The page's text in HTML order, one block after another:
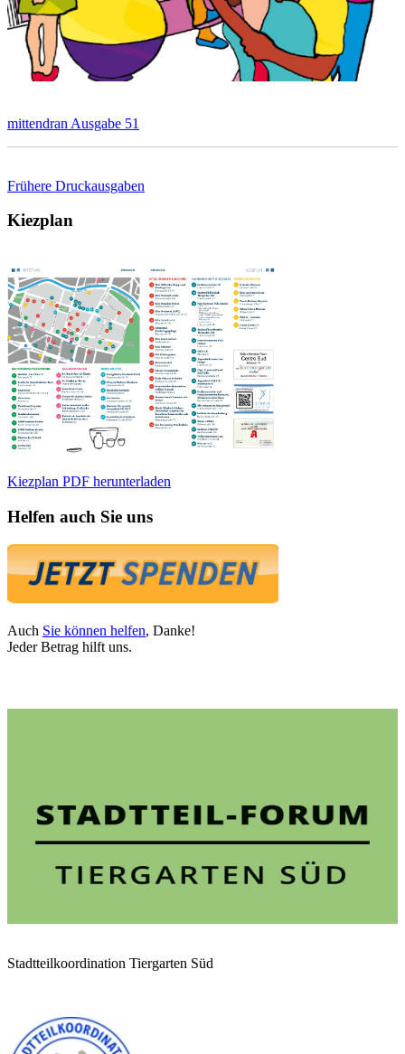
mittendran Ausgabe 51
Frühere Druckausgaben
Kiezplan
Kiezplan PDF herunterladen
Helfen auch Sie uns
Auch Sie können helfen, Danke!
Jeder Betrag hilft uns.
Stadtteilkoordination Tiergarten Süd